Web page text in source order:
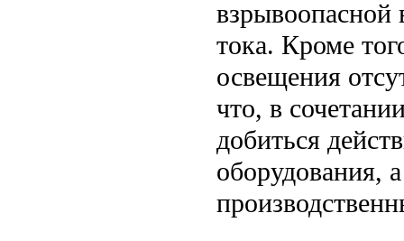
тока. Кроме
освещения
что, в
добиться
оборудования,